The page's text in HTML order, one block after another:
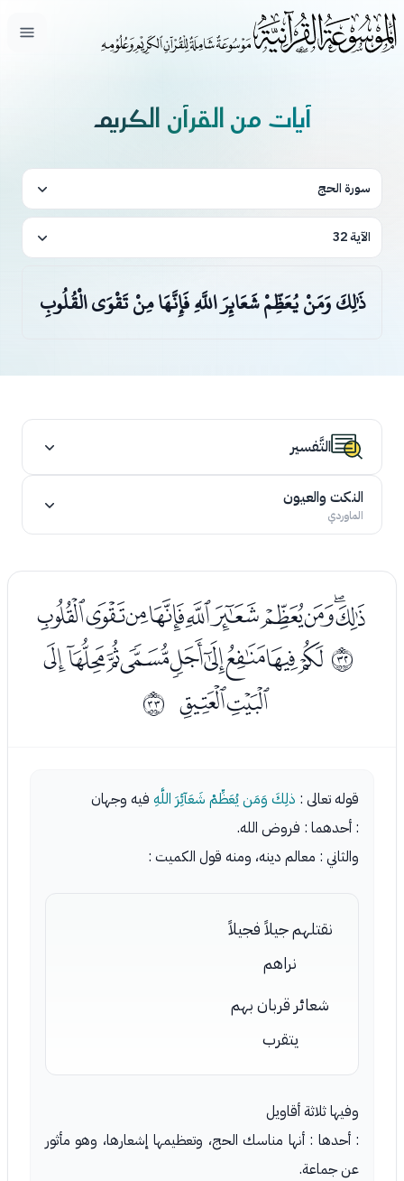
فتح
آيات من القرآن الكريم
سورة الحج
الآية 32
ذَٰلِكَ وَمَنْ يُعَظِّمْ شَعَائِرَ اللَّهِ فَإِنَّهَا مِنْ تَقْوَى الْقُلُوبِ
التَّفسير
النكت والعيون
الماوردي
ﭨﭩﭪﭫﭬﭭﭮﭯﭰﭱ
ﰟﭳﭴﭵﭶﭷﭸﭹﭺﭻ
ﭼﭽ ﰠ
قوله تعالى : ذلِكَ وَمَن يُعَظِّمْ شَعَآئِرَ اللَّهِ فيه وجهان
: أحدهما : فروض الله.
والثاني : معالم دينه، ومنه قول الكميت :
نقتلهم جيلاً فجيلاً
نراهم
شعائر قربان بهم
يتقرب
وفيها ثلاثة أقاويل
: أحدها : أنها مناسك الحج، وتعظيمها إشعارها، وهو مأثور
عن جماعة.